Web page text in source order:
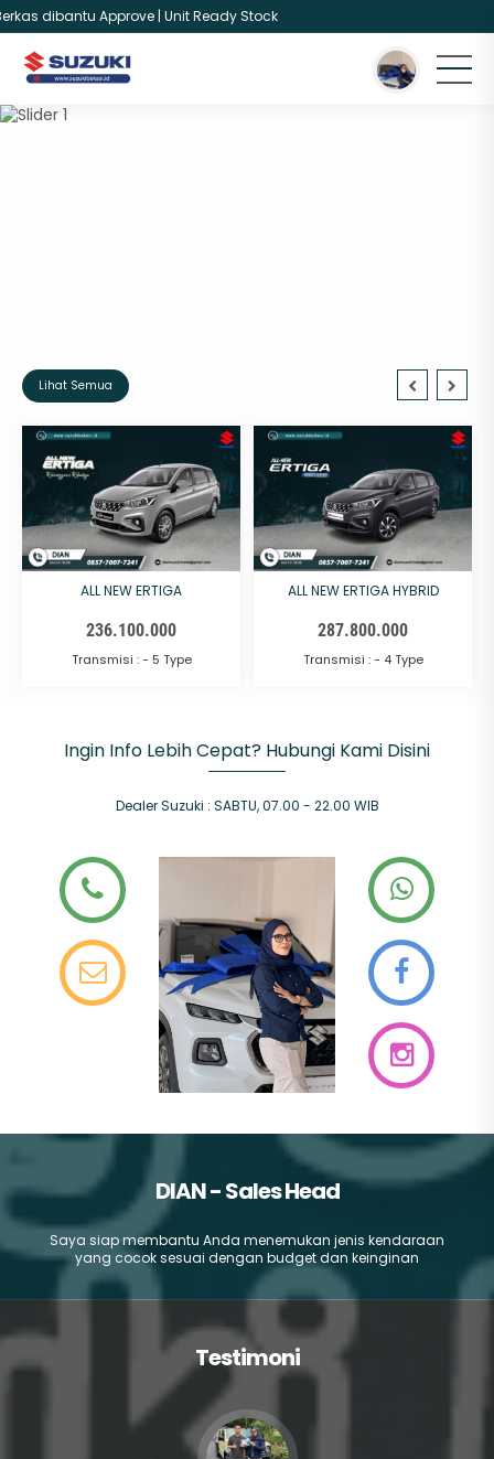
dibantu Approve | Unit Ready Stock
Lihat Semua
ALL NEW ERTIGA
236.100.000
Transmisi :- 5 Type
ALL NEW ERTIGA HYBRID
287.800.000
Transmisi :- 4 Type
Ingin Info Lebih Cepat? Hubungi Kami Disini
Dealer Suzuki : SABTU,07.00 - 22.00 WIB
DIAN - Sales Head
Saya siap membantu Anda menemukan jenis kendaraan
yang cocok sesuai dengan budget dan keinginan
Testimoni